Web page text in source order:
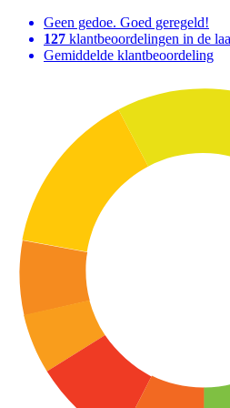
Geen gedoe. Goed geregeld!
127 klantbeoordelingen in de
Gemiddelde klantbeoordeling